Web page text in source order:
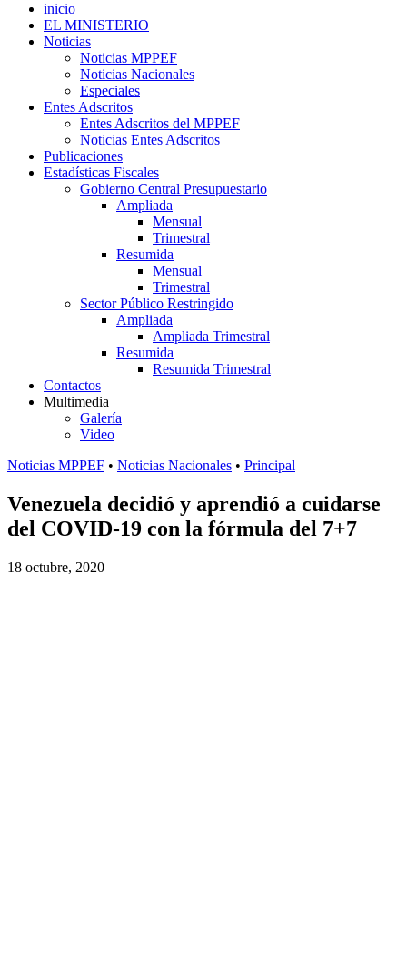
inicio
EL MINISTERIO
Noticias
Noticias MPPEF
Noticias Nacionales
Especiales
Entes Adscritos
Entes Adscritos del MPPEF
Noticias Entes Adscritos
Publicaciones
Estadísticas Fiscales
Gobierno Central Presupuestario
Ampliada
Mensual
Trimestral
Resumida
Mensual
Trimestral
Sector Público Restringido
Ampliada
Ampliada Trimestral
Resumida
Resumida Trimestral
Contactos
Multimedia
Galería
Video
Noticias MPPEF • Noticias Nacionales • Principal
Venezuela decidió y aprendió a cuidarse
del COVID-19 con la fórmula del 7+7
18 octubre, 2020